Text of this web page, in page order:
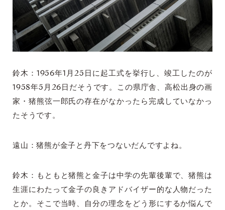
鈴木：1956年1月25日に起工式を挙行し、竣工したのが
1958年5月26日だそうです。この県庁舎、高松出身の画
家・猪熊弦一郎氏の存在がなかったら完成していなかっ
たそうです。
遠山：猪熊が金子と丹下をつないだんですよね。
鈴木：もともと猪熊と金子は中学の先輩後輩で、猪熊は
生涯にわたって金子の良きアドバイザー的な人物だった
とか。そこで当時、自分の理念をどう形にするか悩んで